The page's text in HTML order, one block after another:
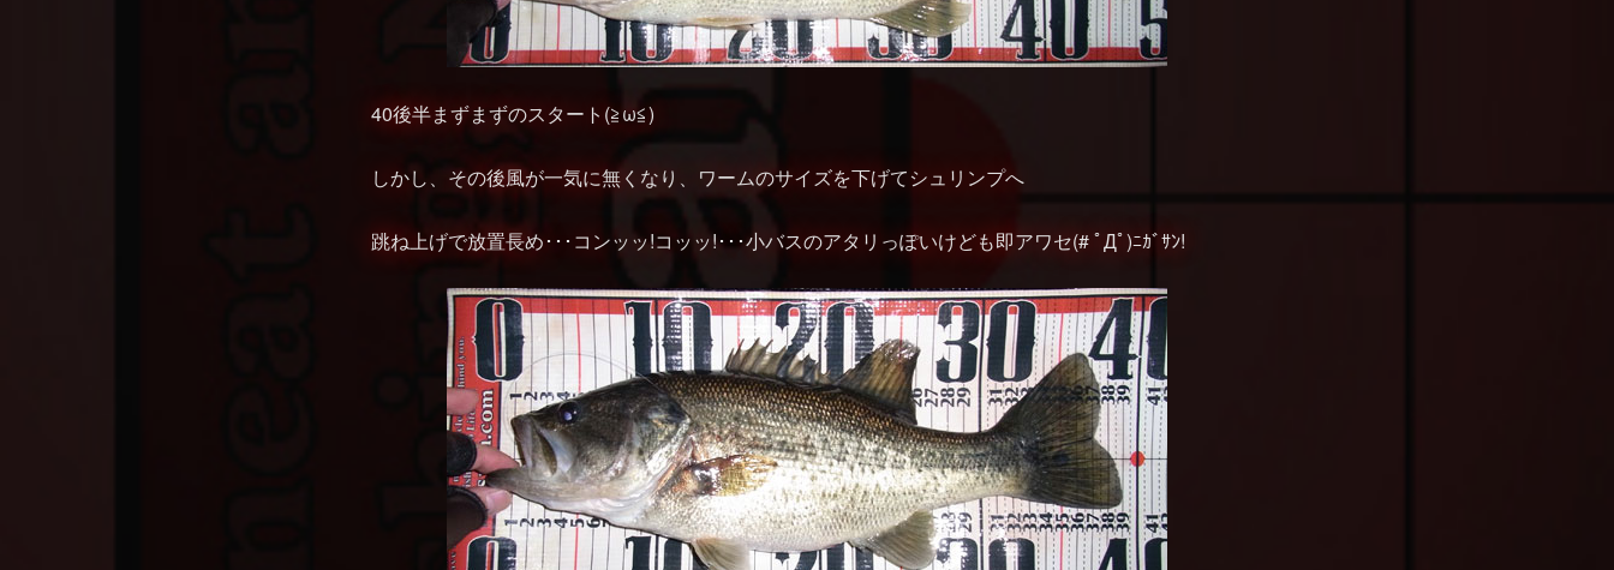
40後半まずまずのスタート(≧ω≦)
しかし、その後風が一気に無くなり、ワームのサイズを下げてシュリンプへ
跳ね上げで放置長め･･･コンッッ!コッッ!･･･小バスのアタリっぽいけども即アワセ(# ﾟДﾟ)ﾆｶﾞｻﾝ!